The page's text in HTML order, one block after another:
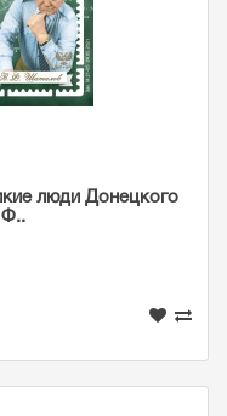
люди Донецкого
Ф..